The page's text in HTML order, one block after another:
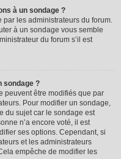
à un sondage ?
par les administrateurs du forum.
à un sondage vous semble
du forum s’il est
sondage ?
peuvent être modifiés que par
Pour modifier un sondage,
du sujet car le sondage est
n’a encore voté, il est
ses options. Cependant, si
et les administrateurs
empêche de modifier les